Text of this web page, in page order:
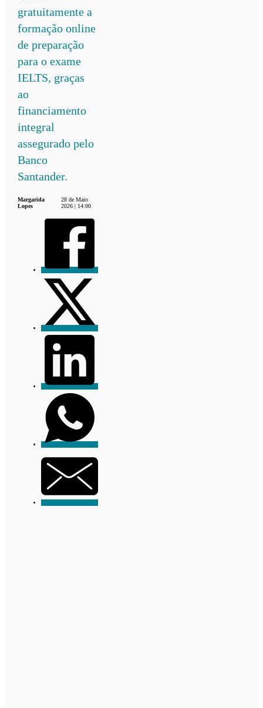
gratuitamente a
formação online
de preparação
para o exame
IELTS, graças
ao
financiamento
integral
assegurado pelo
Banco
Santander.
Margarida
Lopes
28 de Maio
2026 | 14:00